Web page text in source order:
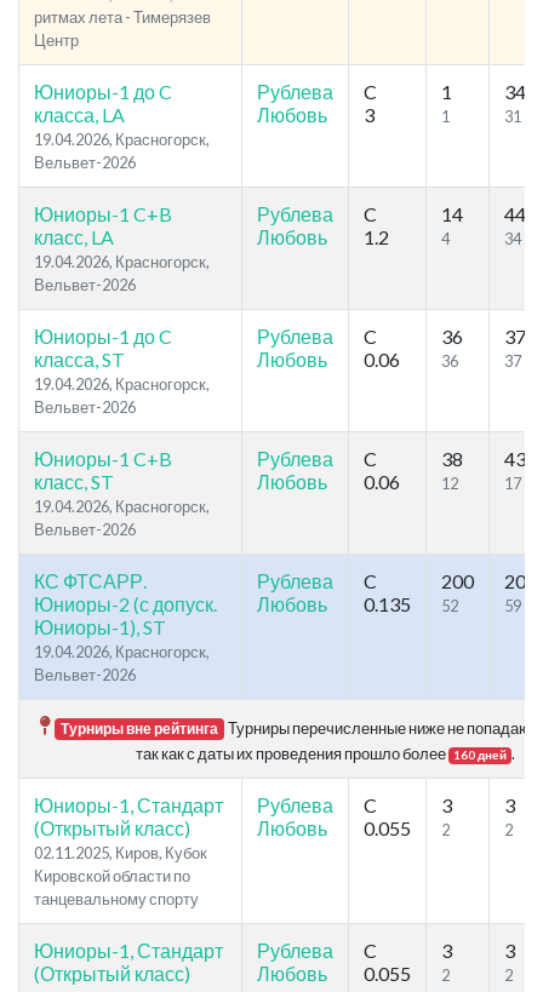
ритмах лета - Тимерязев
Центр
Юниоры-1 до C
класса, LA
19.04.2026, Красногорск,
Вельвет-2026
Рублева
Любовь
C
3
1
1
34
31
Юниоры-1 C+B
класс, LA
19.04.2026, Красногорск,
Вельвет-2026
Рублева
Любовь
C
1.2
14
4
44
34
Юниоры-1 до C
класса, ST
19.04.2026, Красногорск,
Вельвет-2026
Рублева
Любовь
C
0.06
36
36
37
37
Юниоры-1 C+B
класс, ST
19.04.2026, Красногорск,
Вельвет-2026
Рублева
Любовь
C
0.06
38
12
43
17
КС ФТСАРР.
Юниоры-2 (с допуск.
Юниоры-1), ST
19.04.2026, Красногорск,
Вельвет-2026
Рублева
Любовь
C
0.135
200
52
208
59
Турниры вне рейтинга Турниры перечисленные ниже не попадают
так как с даты их проведения прошло более 160 дней .
Юниоры-1, Стандарт
(Открытый класс)
02.11.2025, Киров, Кубок
Кировской области по
танцевальному спорту
Рублева
Любовь
C
0.055
3
2
3
2
Юниоры-1, Стандарт
(Открытый класс)
Рублева
Любовь
C
0.055
3
2
3
2